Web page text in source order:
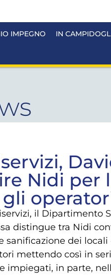
IMPEGNO IN
Nidi
il Dipartimento
distingue tra Nidi
sanificazione dei
mettendo così in
impiegati, in parte,